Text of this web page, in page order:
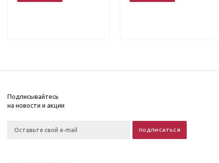
Подписывайтесь
на новости и акции